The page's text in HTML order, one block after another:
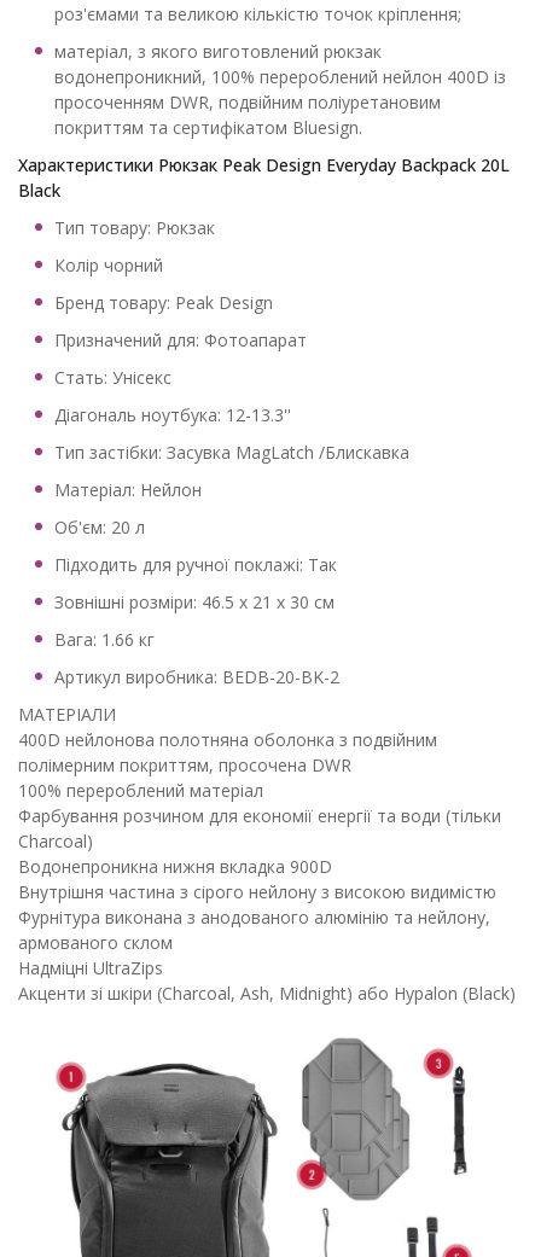
роз'ємами та великою кількістю точок кріплення;
матеріал, з якого виготовлений рюкзак
водонепроникний, 100% перероблений нейлон 400D із
просоченням DWR, подвійним поліуретановим
покриттям та сертифікатом Bluesign.
Характеристики Рюкзак Peak Design Everyday Backpack 20L
Black
Тип товару: Рюкзак
Колір чорний
Бренд товару: Peak Design
Призначений для: Фотоапарат
Стать: Унісекс
Діагональ ноутбука: 12-13.3''
Тип застібки: Засувка MagLatch /Блискавка
Матеріал: Нейлон
Об'єм: 20 л
Підходить для ручної поклажі: Так
Зовнішні розміри: 46.5 x 21 x 30 см
Вага: 1.66 кг
Артикул виробника: BEDB-20-BK-2
МАТЕРІАЛИ
400D нейлонова полотняна оболонка з подвійним
полімерним покриттям, просочена DWR
100% перероблений матеріал
Фарбування розчином для економії енергії та води (тільки
Charcoal)
Водонепроникна нижня вкладка 900D
Внутрішня частина з сірого нейлону з високою видимістю
Фурнітура виконана з анодованого алюмінію та нейлону,
армованого склом
Надміцні UltraZips
Акценти зі шкіри (Charcoal, Ash, Midnight) або Hypalon (Black)